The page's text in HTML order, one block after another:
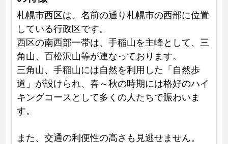
札幌市西区は、名前の通り札幌市の西部に位置
している行政区です。
西区の南西部一帯は、手稲山を主峰として、三
角山、百松沢山等が連なっております。
三角山、手稲山には自然を利用した「自然歩
道」が設けられ、春～秋の時期には格好のハイ
キングコースとして多くの人たちで賑わいま
す。
また、交通の利便性の高さも見逃せません。